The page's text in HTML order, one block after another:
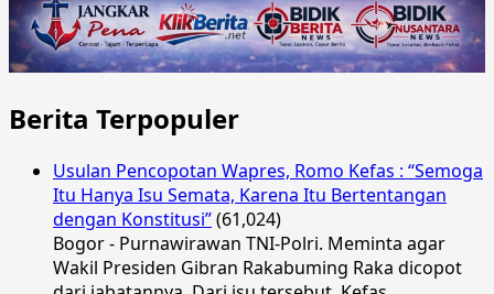
Berita Terpopuler
Usulan Pencopotan Wapres, Romo Kefas : “Semoga
Itu Hanya Isu Semata, Karena Itu Bertentangan
dengan Konstitusi”(61,024)
Bogor - Purnawirawan TNI-Polri. Meminta agar
Wakil Presiden Gibran Rakabuming Raka dicopot